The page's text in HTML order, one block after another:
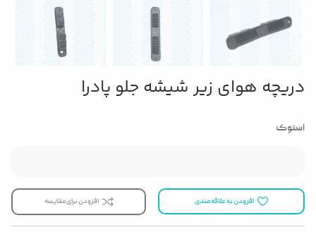
دریچه هوای زیر شیشه جلو پادرا
استوک
افزودن به علاقه مندی افزودن برای مقایسه